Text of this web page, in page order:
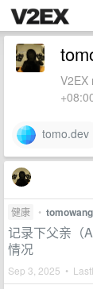
V2EX
tomo.dev
健康 • tomowang
记录下父亲（
情况
Sep 3, 2025 •